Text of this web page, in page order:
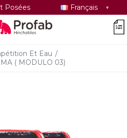
Posées
Sélectionner
la
Français
Et Eau /
( MODULO 03)